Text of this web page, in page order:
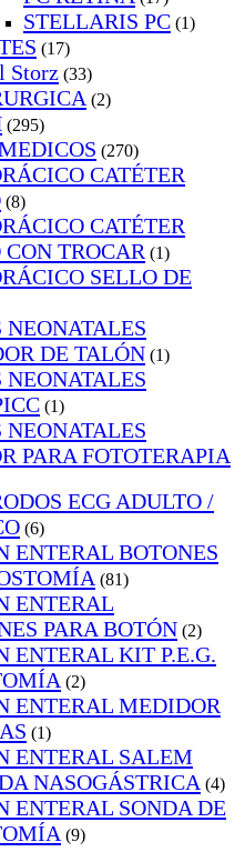
STELLARIS PC (1)
(17)
Storz (33)
(2)
(295)
(270)
CATÉTER
(8)
CATÉTER
TROCAR (1)
SELLO DE
DE TALÓN (1)
(1)
PARA FOTOTERAPIA
ECG ADULTO /
(6)
ENTERAL BOTONES
(81)
ENTERAL
PARA BOTÓN (2)
ENTERAL KIT P.E.G.
(2)
ENTERAL MEDIDOR
(1)
ENTERAL SALEM
NASOGÁSTRICA (4)
ENTERAL SONDA DE
(9)